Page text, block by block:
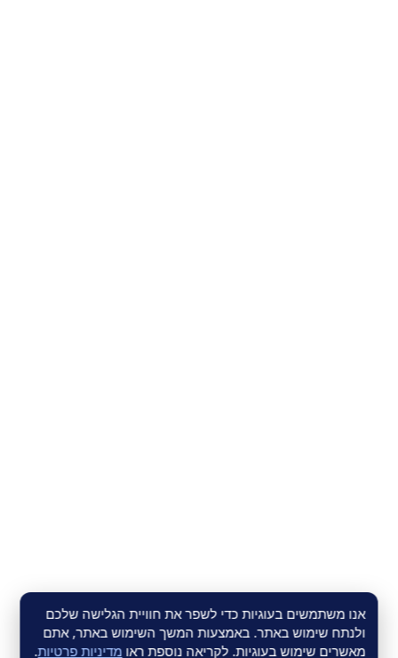
אנו משתמשים בעוגיות כדי לשפר את חוויית הגלישה שלכם
ולנתח שימוש באתר. באמצעות המשך השימוש באתר, אתם
מאשרים שימוש בעוגיות. לקריאה נוספת ראו מדיניות פרטיות.